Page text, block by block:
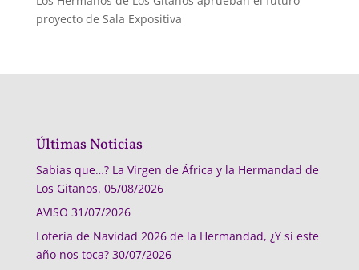
proyecto de Sala Expositiva
Últimas Noticias
Sabias que…? La Virgen de África y la Hermandad de
Los Gitanos. 05/08/2026
AVISO 31/07/2026
Lotería de Navidad 2026 de la Hermandad, ¿Y si este
año nos toca? 30/07/2026